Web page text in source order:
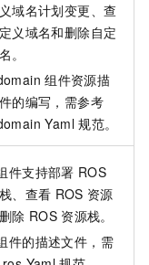
域名计划变更、查
义域名和删除自定
。
组件资源描
的编写，需参考
Yaml 规范。
件支持部署 ROS
、查看 ROS 资源
除 ROS 资源栈。
件的描述文件，需